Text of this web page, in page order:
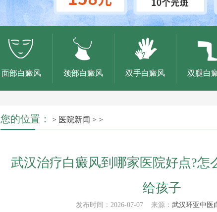
面部白癜风 颈部白癜风 双手白癜风 双腿白
您的位置： > 医院新闻 > >
武汉治疗白癜风到哪家医院好点?怎
给孩子
发布时间：2026-07-07 来源： 武汉环亚中医